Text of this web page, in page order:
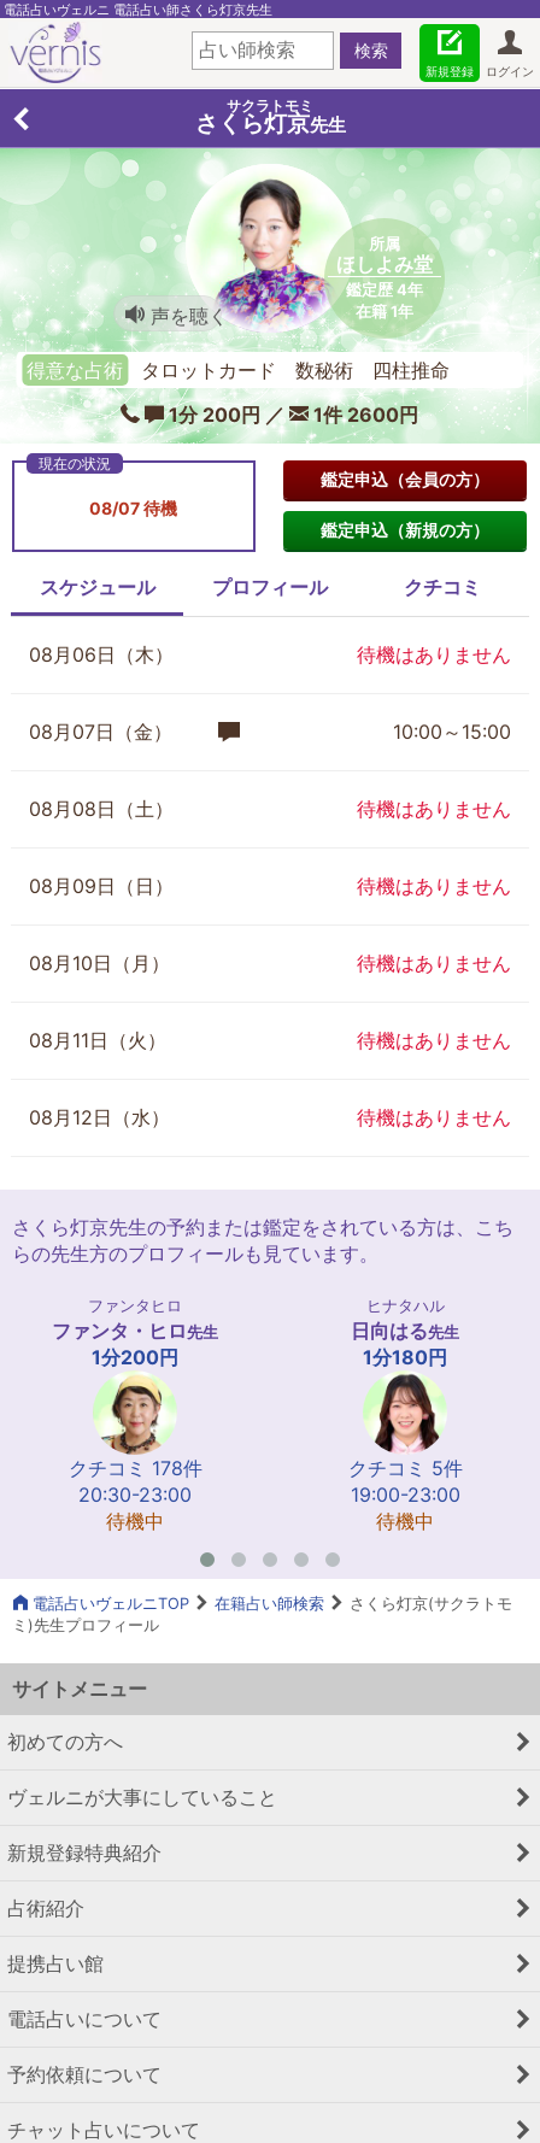
電話占いヴェルニ 電話占い師さくら灯京先生
ログイン
新規登録
サクラトモミ
さくら灯京先生
所属
ほしよみ堂
鑑定歴 4年
在籍 1年
声を聴く
得意な占術
タロットカード 数秘術 四柱推命
1分 200円 ／
1件 2600円
08/07 待機
鑑定申込（会員の方）
鑑定申込（新規の方）
スケジュール プロフィール クチコミ
08月06日（木） 待機はありません
08月07日（金） 10:00～15:00
08月08日（土） 待機はありません
08月09日（日） 待機はありません
08月10日（月） 待機はありません
08月11日（火） 待機はありません
08月12日（水） 待機はありません
さくら灯京先生の予約または鑑定をされている方は、こち
らの先生方のプロフィールも見ています。
ファンタヒロ
ファンタ・ヒロ先生
1分200円
クチコミ 178件
20:30-23:00
待機中
ヒナタハル
日向はる先生
1分180円
クチコミ 5件
19:00-23:00
待機中
電話占いヴェルニTOP 在籍占い師検索
さくら灯京(サクラトモ
ミ)先生プロフィール
サイトメニュー
初めての方へ
ヴェルニが大事にしていること
新規登録特典紹介
占術紹介
提携占い館
電話占いについて
予約依頼について
チャット占いについて